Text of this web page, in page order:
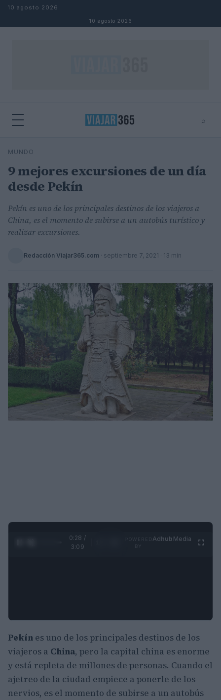
Saltar al contenido
10 agosto 2026
10 agosto 2026
⌕
Buscar
MUNDO
9 mejores excursiones de un día
desde Pekín
Pekín es uno de los principales destinos de los viajeros a
China, es el momento de subirse a un autobús turístico y
realizar excursiones.
Redacción Viajar365.com · septiembre 7, 2021 · 13 min
0:29 /
3:09
Adhub Media
Pekín es uno de los principales destinos de los
viajeros a China, pero la capital china es enorme
y está repleta de millones de personas. Cuando el
ajetreo de la ciudad empiece a ponerle de los
nervios, es el momento de subirse a un autobús